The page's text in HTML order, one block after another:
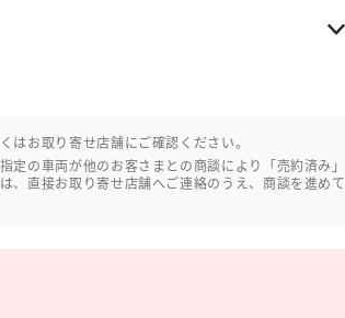
はお取り寄せ店舗にご確認ください。
の車両が他のお客さまとの商談により「売約済み」
、直接お取り寄せ店舗へご連絡のうえ、商談を進めて